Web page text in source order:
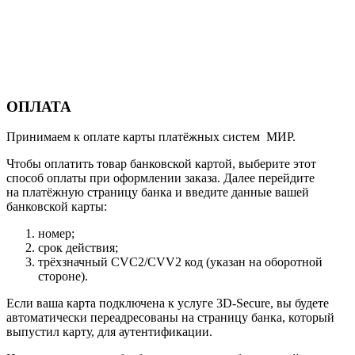
ОПЛАТА
Принимаем к оплате карты платёжных систем МИР.
Чтобы оплатить товар банковской картой, выберите этот
способ оплаты при оформлении заказа. Далее перейдите
на платёжную страницу банка и введите данные вашей
банковской карты:
номер;
срок действия;
трёхзначный CVC2/CVV2 код (указан на оборотной
стороне).
Если ваша карта подключена к услуге 3D-Secure, вы будете
автоматически переадресованы на страницу банка, который
выпустил карту, для аутентификации.